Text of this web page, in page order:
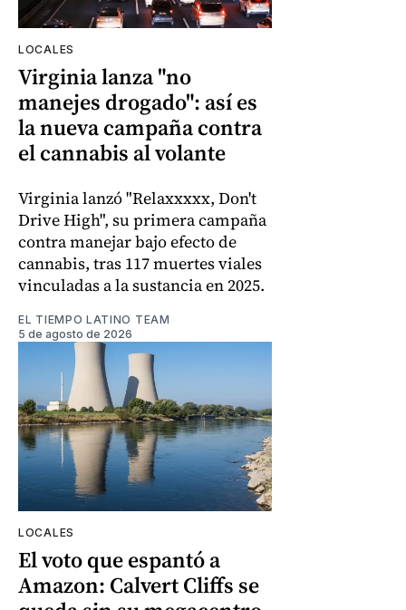
LOCALES
Virginia lanza "no
manejes drogado": así es
la nueva campaña contra
el cannabis al volante
Virginia lanzó "Relaxxxxx, Don't
Drive High", su primera campaña
contra manejar bajo efecto de
cannabis, tras 117 muertes viales
vinculadas a la sustancia en 2025.
EL TIEMPO LATINO TEAM
5 de agosto de 2026
LOCALES
El voto que espantó a
Amazon: Calvert Cliffs se